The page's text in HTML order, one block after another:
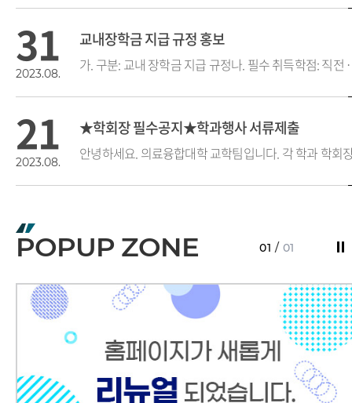
31
2023.08.
교내장학금 지급 규정 홍보
가. 구분: 교내 장학금 지급 규정나
21
2023.08.
★학회장 필수공지★학과행사 서류제출
28
2023.07.
POPUP ZONE 01 / 01